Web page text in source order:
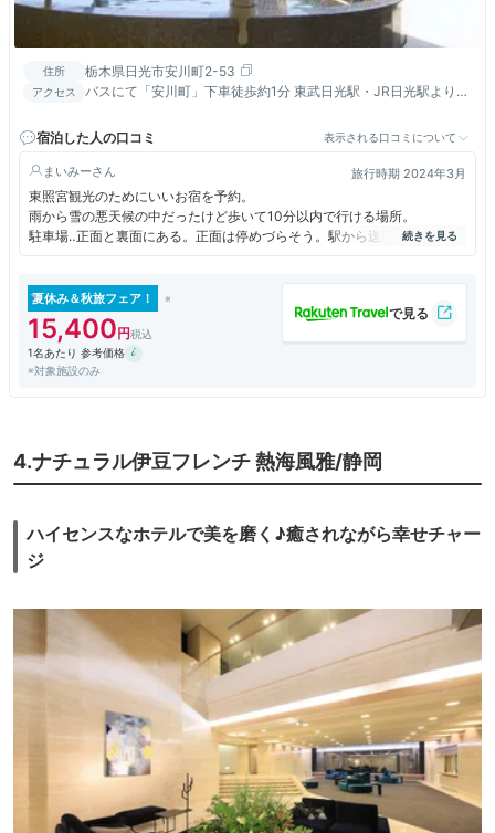
住所 栃木県日光市安川町2-53
アクセス
バスにて「安川町」下車徒歩約1分 東武日光駅・JR日光駅より送
宿泊した人の口コミ
表示される口コミについて
まいみー 旅行時期 2024年3月
東照宮観光のためにいいお宿を予約。
雨から雪の悪天候の中だったけど歩いて10分以内で行ける場所。
駐車場‥正面と裏面にある。正面は停めづらそう。駅から送迎もあるらし
く宿から車が出ていた。
りづらい。最初は正面から入ったほうがいい！
ご飯‥個室に持ってきてくれる。おいしい！量は少なめで女性やご高齢の
方はちょうどいいのかも。コンビニがないので足りるかなと心配してたけ
ど、売店？にカップ麺やお菓子が少し売っている。豆腐の鍋がとても美味
しかった。間食せず朝起きたら朝ご飯がとても美味しく感じたので夜の腹
天風呂にも聞こえてリッチな気分！ただ、CDがちょっと壊れてたのと、
露天風呂の障子がおしゃれで隙間があるので家族の目が気になる。
夏休み＆秋旅フェア！
15,400
1名あたり 参考価格
※対象施設のみ
4.ナチュラル伊豆フレンチ 熱海風雅/静岡
ハイセンスなホテルで美を磨く♪癒されながら幸せチャー
ジ